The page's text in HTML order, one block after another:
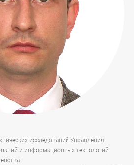
исследований Управления
и информационных технологий